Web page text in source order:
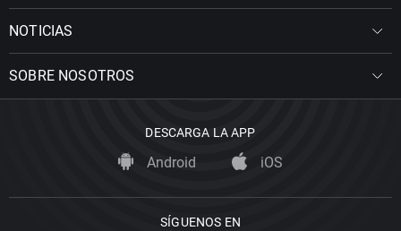
NOTICIAS
SOBRE NOSOTROS
DESCARGA LA APP
Android iOS
SÍGUENOS EN